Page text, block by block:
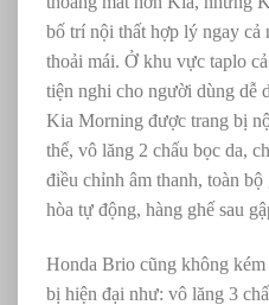
bố trí nội thất hợp lý ngay cả
thoải mái. Ở khu vực taplo
tiện nghi cho người dùng dễ
Kia Morning được trang bị
thể, vô lăng 2 chấu bọc da,
điều chỉnh âm thanh, toàn
hòa tự động, hàng ghế sau
Honda Brio cũng không
bị hiện đại như: vô lăng 3